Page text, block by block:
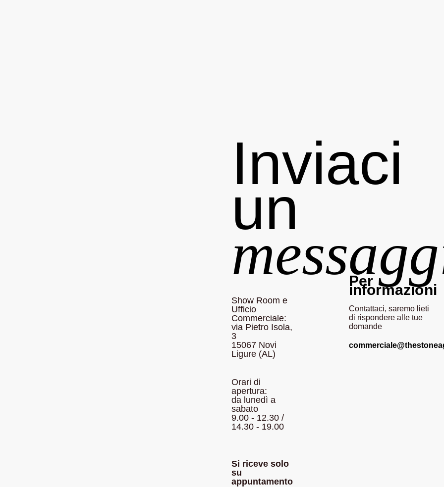
Inviaci
un
Show Room e
Ufficio
Commerciale:
via Pietro Isola,
3
15067 Novi
Ligure (AL)
Orari di
apertura:
da lunedì a
sabato
9.00 - 12.30 /
14.30 - 19.00
Si riceve solo
su
appuntamento
Per
informazioni
Contattaci, saremo lieti
di rispondere alle tue
domande